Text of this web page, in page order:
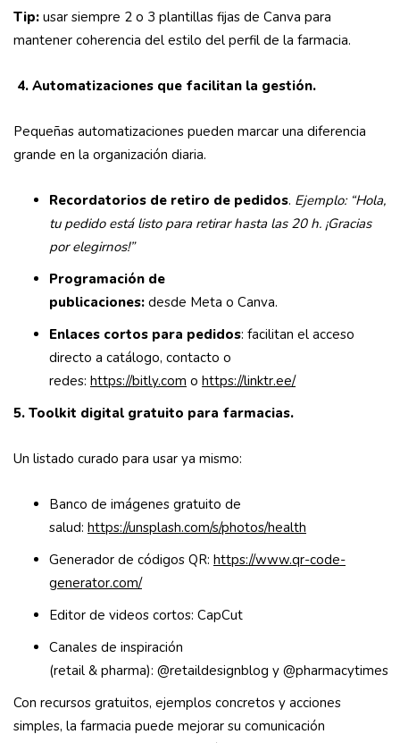
Tip: usar siempre 2 o 3 plantillas fijas de Canva para
mantener coherencia del estilo del perfil de la farmacia.
4. Automatizaciones que facilitan la gestión.
Pequeñas automatizaciones pueden marcar una diferencia
grande en la organización diaria.
Recordatorios de retiro de pedidos. Ejemplo: “Hola,
tu pedido está listo para retirar hasta las 20 h. ¡Gracias
por elegirnos!”
Programación de
publicaciones: desde Meta o Canva.
Enlaces cortos para pedidos: facilitan el acceso
directo a catálogo, contacto o
redes: https://bitly.com o https://linktr.ee/
5. Toolkit digital gratuito para farmacias.
Un listado curado para usar ya mismo:
Banco de imágenes gratuito de
salud: https://unsplash.com/s/photos/health
Generador de códigos QR: https://www.qr-code-
generator.com/
Editor de videos cortos: CapCut
Canales de inspiración
(retail & pharma): @retaildesignblog y @pharmacytimes
Con recursos gratuitos, ejemplos concretos y acciones
simples, la farmacia puede mejorar su comunicación